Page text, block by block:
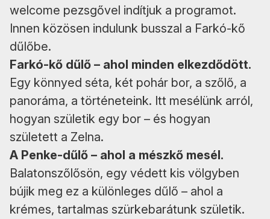
welcome pezsgővel indítjuk a programot.
Innen közösen indulunk busszal a Farkó-kő
dűlőbe.
Farkó-kő dűlő – ahol minden elkezdődött.
Egy könnyed séta, két pohár bor, a szőlő, a
panoráma, a történeteink. Itt mesélünk arról,
hogyan születik egy bor – és hogyan
született a Zelna.
A Penke-dűlő – ahol a mészkő mesél.
Balatonszőlősön, egy védett kis völgyben
bújik meg ez a különleges dűlő – ahol a
krémes, tartalmas szürkebarátunk születik.